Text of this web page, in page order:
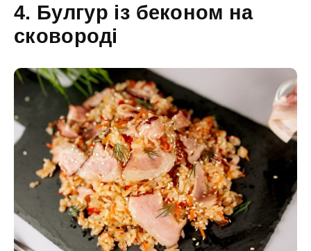
4. Булгур із беконом на
сковороді